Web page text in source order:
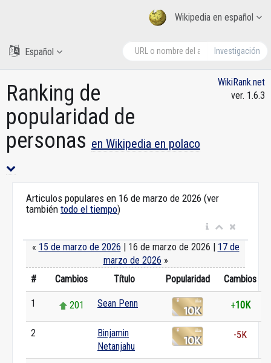
Wikipedia en español
Investigación
Español
Ranking de
popularidad de
personas en Wikipedia en polaco
WikiRank.net
ver. 1.6.3
Articulos populares en 16 de marzo de 2026 (ver
también todo el tiempo)
« 15 de marzo de 2026 | 16 de marzo de 2026 | 17 de
marzo de 2026 »
#
Cambios Título Popularidad Cambios
1 201 Sean Penn +10K
2
Binjamin
Netanjahu
-5K